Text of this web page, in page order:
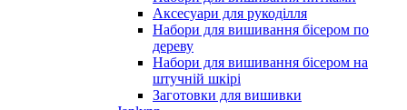
Аксесуари для рукоділля
Набори для вишивання бісером по
дереву
Набори для вишивання бісером на
штучній шкірі
Заготовки для вишивки